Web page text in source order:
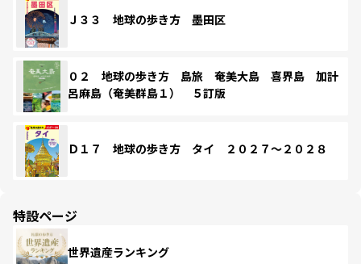
Ｊ３３ 地球の歩き方 墨田区
０２ 地球の歩き方 島旅 奄美大島 喜界島 加計
呂麻島（奄美群島１） ５訂版
Ｄ１７ 地球の歩き方 タイ ２０２７～２０２８
特設ページ
世界遺産ランキング